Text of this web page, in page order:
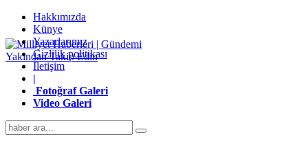
Hakkımızda
Künye
Yazarlarımız
Gizlilik politikası
İletişim
|
Fotoğraf Galeri
Video Galeri